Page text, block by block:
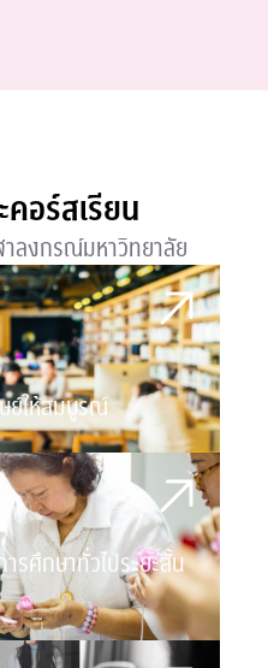
อร์สเรียน
ลงกรณ์มหาวิทยาลัย
ย์ให้สมบูรณ์
รศึกษาทั่วไประยะสั้น